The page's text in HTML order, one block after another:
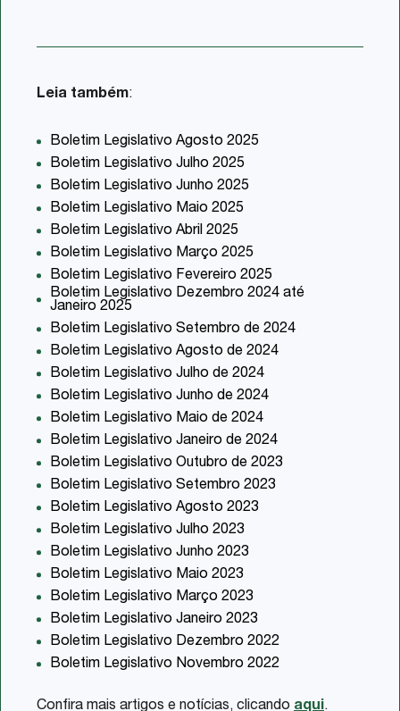
Leia também:
Boletim Legislativo Agosto 2025
Boletim Legislativo Julho 2025
Boletim Legislativo Junho 2025
Boletim Legislativo Maio 2025
Boletim Legislativo Abril 2025
Boletim Legislativo Março 2025
Boletim Legislativo Fevereiro 2025
Boletim Legislativo Dezembro 2024 até
Janeiro 2025
Boletim Legislativo Setembro de 2024
Boletim Legislativo Agosto de 2024
Boletim Legislativo Julho de 2024
Boletim Legislativo Junho de 2024
Boletim Legislativo Maio de 2024
Boletim Legislativo Janeiro de 2024
Boletim Legislativo Outubro de 2023
Boletim Legislativo Setembro 2023
Boletim Legislativo Agosto 2023
Boletim Legislativo Julho 2023
Boletim Legislativo Junho 2023
Boletim Legislativo Maio 2023
Boletim Legislativo Março 2023
Boletim Legislativo Janeiro 2023
Boletim Legislativo Dezembro 2022
Boletim Legislativo Novembro 2022
Confira mais artigos e notícias, clicando aqui.